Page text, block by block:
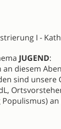
I -
JUGEND:
diesem
sind unsere